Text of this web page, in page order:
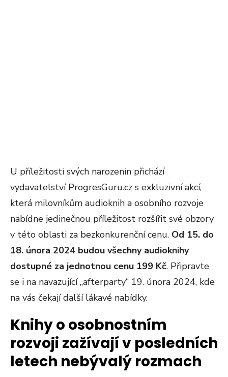
U příležitosti svých narozenin přichází
vydavatelství ProgresGuru.cz s exkluzivní akcí,
která milovníkům audioknih a osobního rozvoje
nabídne jedinečnou příležitost rozšířit své obzory
v této oblasti za bezkonkurenční cenu. Od 15. do
18. února 2024 budou všechny audioknihy
dostupné za jednotnou cenu 199 Kč. Připravte
se i na navazující „afterparty“ 19. února 2024, kde
na vás čekají další lákavé nabídky.
Knihy o osobnostním
rozvoji zažívají v posledních
letech nebývalý rozmach